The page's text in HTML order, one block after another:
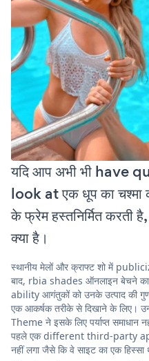
यदि आप अभी भी have
look at एक धूप का
के फ्रेम हस्तनिर्मित
क्या है।
स्थानीय मेलों और क्राफ्ट शो में
बाद, rbia shades ऑनलाइन बेचने
ability आगंतुकों को उनके उत्पाद की
एक आकर्षक तरीके से दिखाने के
Theme ने इसके लिए पर्याप्त समाधान
पहले एक different third-party
नहीं लगा जैसे कि वे साइट का एक